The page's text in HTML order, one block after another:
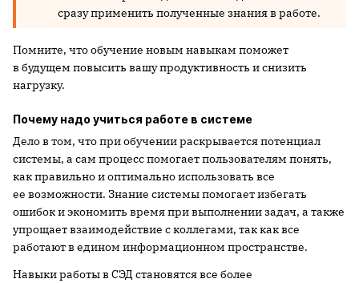
сразу применить полученные знания в работе.
Помните, что обучение новым навыкам поможет
в будущем повысить вашу продуктивность и снизить
нагрузку.
Почему надо учиться работе в системе
Дело в том, что при обучении раскрывается потенциал
системы, а сам процесс помогает пользователям понять,
как правильно и оптимально использовать все
ее возможности. Знание системы помогает избегать
ошибок и экономить время при выполнении задач, а также
упрощает взаимодействие с коллегами, так как все
работают в едином информационном пространстве.
Навыки работы в СЭД становятся все более